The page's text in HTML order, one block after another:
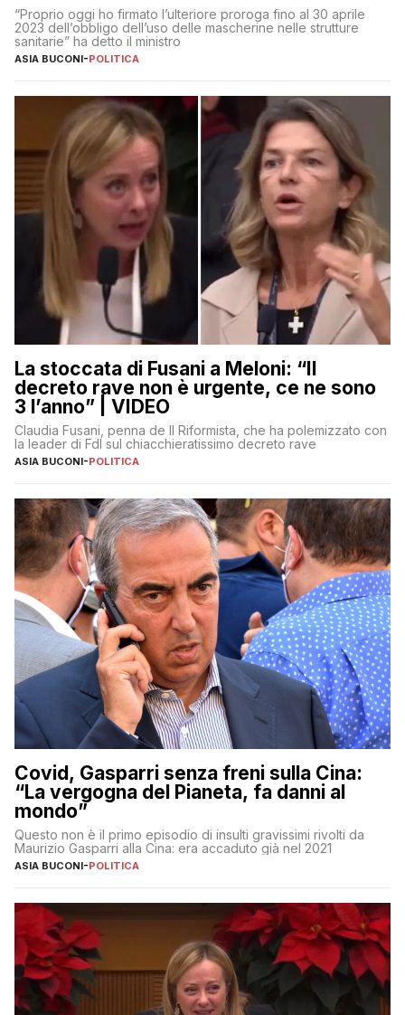
“Proprio oggi ho firmato l’ulteriore proroga fino al 30 aprile
2023 dell’obbligo dell’uso delle mascherine nelle strutture
sanitarie” ha detto il ministro
ASIA BUCONI-POLITICA
La stoccata di Fusani a Meloni: “Il
decreto rave non è urgente, ce ne sono
3 l’anno” | VIDEO
Claudia Fusani, penna de Il Riformista, che ha polemizzato con
la leader di FdI sul chiacchieratissimo decreto rave
ASIA BUCONI-POLITICA
Covid, Gasparri senza freni sulla Cina:
“La vergogna del Pianeta, fa danni al
mondo”
Questo non è il primo episodio di insulti gravissimi rivolti da
Maurizio Gasparri alla Cina: era accaduto già nel 2021
ASIA BUCONI-POLITICA